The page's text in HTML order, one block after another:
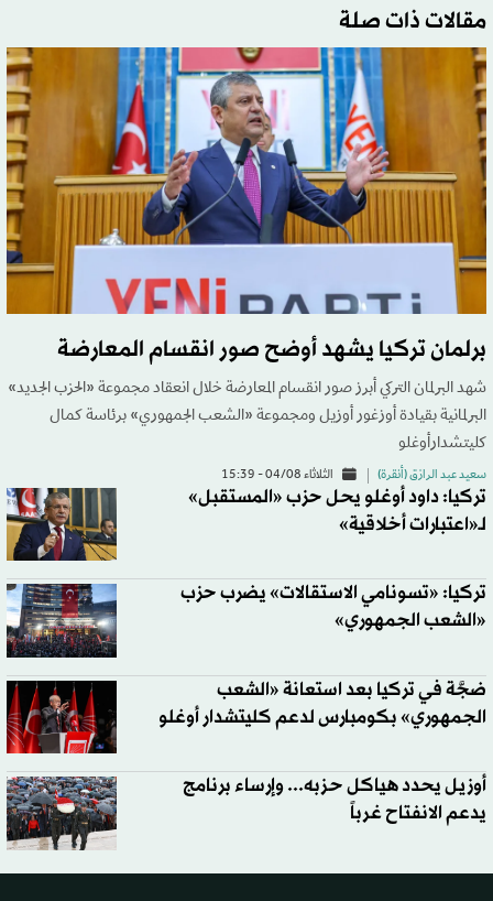
مقالات ذات صلة
برلمان تركيا يشهد أوضح صور انقسام المعارضة
شهد البرلمان التركي أبرز صور انقسام المعارضة خلال انعقاد مجموعة «الحزب الجديد»
البرلمانية بقيادة أوزغور أوزيل ومجموعة «الشعب الجمهوري» برئاسة كمال
كليتشدارأوغلو
سعيد عبد الرازق (أنقرة) الثلاثاء 04/08 - 15:39
تركيا: داود أوغلو يحل حزب «المستقبل»
لـ«اعتبارات أخلاقية»
تركيا: «تسونامي الاستقالات» يضرب حزب
«الشعب الجمهوري»
ضجَّة في تركيا بعد استعانة «الشعب
الجمهوري» بكومبارس لدعم كليتشدار أوغلو
أوزيل يحدد هياكل حزبه... وإرساء برنامج
يدعم الانفتاح غرباً